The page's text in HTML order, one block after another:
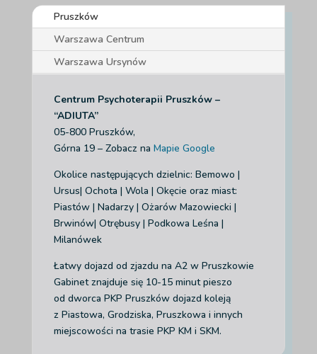
Pruszków
Warszawa Centrum
Warszawa Ursynów
Centrum Psychoterapii Pruszków –
“ADIUTA”
05-800 Pruszków,
Górna 19 – Zobacz na Mapie Google
Okolice następujących dzielnic: Bemowo |
Ursus| Ochota | Wola | Okęcie oraz miast:
Piastów | Nadarzy | Ożarów Mazowiecki |
Brwinów| Otrębusy | Podkowa Leśna |
Milanówek
Łatwy dojazd od zjazdu na A2 w Pruszkowie
Gabinet znajduje się 10-15 minut pieszo
od dworca PKP Pruszków dojazd koleją
z Piastowa, Grodziska, Pruszkowa i innych
miejscowości na trasie PKP KM i SKM.